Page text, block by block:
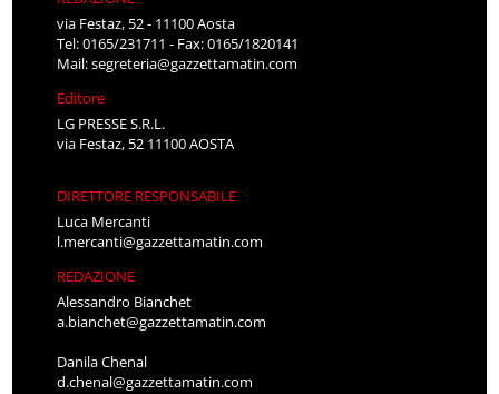
via Festaz, 52 - 11100 Aosta
Tel: 0165/231711 - Fax: 0165/1820141
Mail:segreteria@gazzettamatin.com
Editore
LG PRESSE S.R.L.
via Festaz, 52 11100 AOSTA
DIRETTORE RESPONSABILE
Luca Mercanti
l.mercanti@gazzettamatin.com
REDAZIONE
Alessandro Bianchet
a.bianchet@gazzettamatin.com
Danila Chenal
d.chenal@gazzettamatin.com